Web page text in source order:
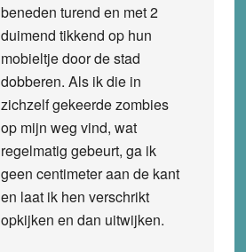
beneden turend en met 2
duimend tikkend op hun
mobieltje door de stad
dobberen. Als ik die in
zichzelf gekeerde zombies
op mijn weg vind, wat
regelmatig gebeurt, ga ik
geen centimeter aan de kant
en laat ik hen verschrikt
opkijken en dan uitwijken.